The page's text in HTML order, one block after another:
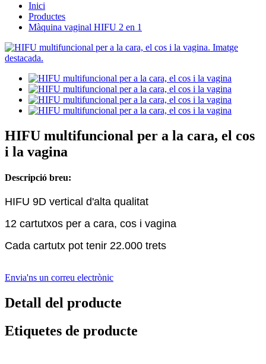
Inici
Productes
Màquina vaginal HIFU 2 en 1
HIFU multifuncional per a la cara, el cos
i la vagina
Descripció breu:
HIFU 9D vertical d'alta qualitat
12 cartutxos per a cara, cos i vagina
Cada cartutx pot tenir 22.000 trets
Envia'ns un correu electrònic
Detall del producte
Etiquetes de producte